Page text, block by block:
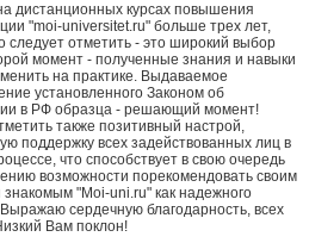
дистанционных курсах повышения
"moi-universitet.ru" больше трех лет,
следует отметить - это широкий выбор
момент - полученные знания и навыки
на практике. Выдаваемое
установленного Законом об
в РФ образца - решающий момент!
также позитивный настрой,
поддержку всех задействованных лиц в
что способствует в свою очередь
возможности порекомендовать своим
знакомым "Moi-uni.ru" как надежного
сердечную благодарность, всех
Вам поклон!